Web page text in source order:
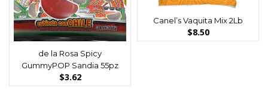
de la Rosa Spicy
GummyPOP Sandia 55pz
$3.62
Canel’s Vaquita Mix 2Lb
$8.50